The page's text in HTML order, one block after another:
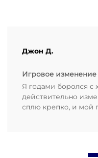
Джон Д.
Игровое изменение
Я годами боролся с
действительно
сплю крепко, и мой